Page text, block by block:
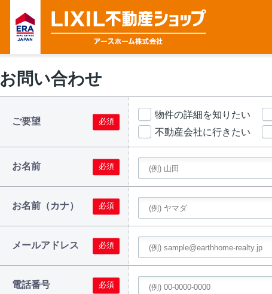
お問い合わせ
ご要望
物件の詳細を知りたい
不動産会社に行きたい
お名前
お名前（カナ）
メールアドレス
電話番号